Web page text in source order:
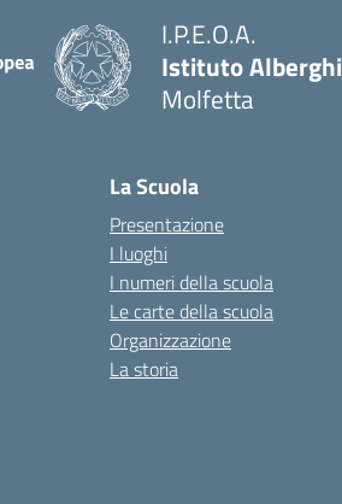
I.P.E.O.A.
Istituto
Molfetta
La Scuola
Presentazione
I luoghi
I numeri della scuola
Le carte della scuola
Organizzazione
La storia